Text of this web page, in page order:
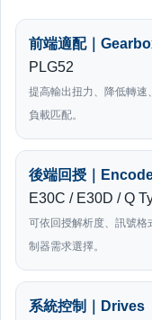
前端適配｜
PLG52
提高輸出扭力、降低轉速
負載匹配。
後端回授｜
E30C / E30D / Q
可依回授解析度、訊號格
制器需求選擇。
系統控制｜Drives